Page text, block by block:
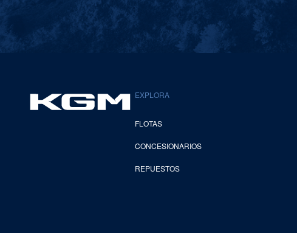
EXPLORA
FLOTAS
CONCESIONARIOS
REPUESTOS